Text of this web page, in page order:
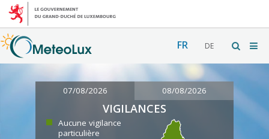
FR DE
07/08/2026 08/08/2026
VIGILANCES
Aucune vigilance
particulière